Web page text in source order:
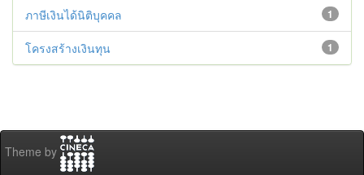
1
ภาษีเงินได้นิติบุคคล
1
โครงสร้างเงินทุน
Theme by